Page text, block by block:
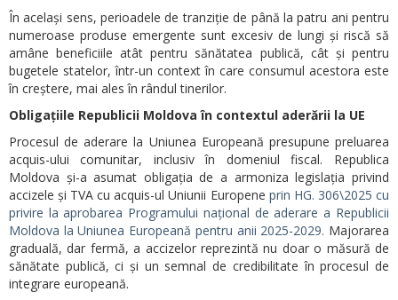
În același sens, perioadele de tranziție de până la patru ani pentru
numeroase produse emergente sunt excesiv de lungi și riscă să
amâne beneficiile atât pentru sănătatea publică, cât și pentru
bugetele statelor, într-un context în care consumul acestora este
în creștere, mai ales în rândul tinerilor.
Obligațiile Republicii Moldova în contextul aderării la UE
Procesul de aderare la Uniunea Europeană presupune preluarea
acquis-ului comunitar, inclusiv în domeniul fiscal. Republica
Moldova și-a asumat obligația de a armoniza legislația privind
accizele și TVA cu acquis-ul Uniunii Europene prin HG. 306\2025 cu
privire la aprobarea Programului național de aderare a Republicii
Moldova la Uniunea Europeană pentru anii 2025-2029. Majorarea
graduală, dar fermă, a accizelor reprezintă nu doar o măsură de
sănătate publică, ci și un semnal de credibilitate în procesul de
integrare europeană.